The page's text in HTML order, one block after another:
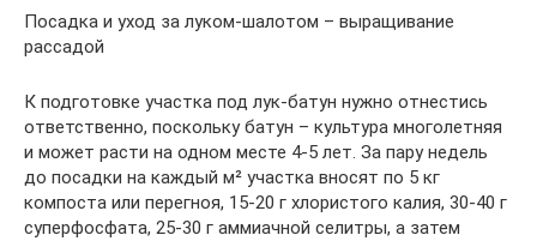
Посадка и уход за луком-шалотом – выращивание
рассадой
К подготовке участка под лук-батун нужно отнестись
ответственно, поскольку батун – культура многолетняя
и может расти на одном месте 4-5 лет. За пару недель
до посадки на каждый м² участка вносят по 5 кг
компоста или перегноя, 15-20 г хлористого калия, 30-40 г
суперфосфата, 25-30 г аммиачной селитры, а затем